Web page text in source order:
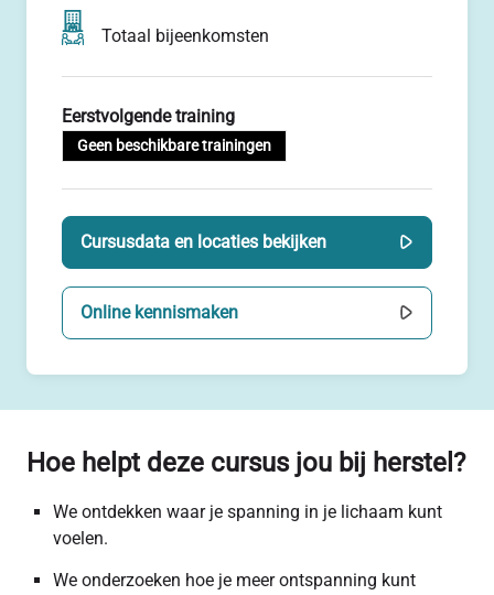
yoga-oefeningen en meditaties.
Totaal bijeenkomsten
Eerstvolgende training
Geen beschikbare trainingen
Cursusdata en locaties bekijken
Online kennismaken
Hoe helpt deze cursus jou bij herstel?
We ontdekken waar je spanning in je lichaam kunt
voelen.
We onderzoeken hoe je meer ontspanning kunt